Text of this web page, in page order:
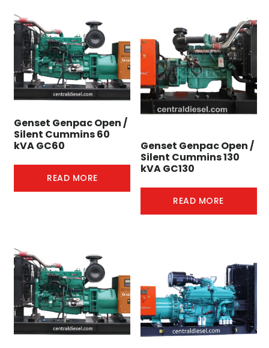
Genset Genpac Open /
Silent Cummins 60
kVA GC60
READ MORE
Genset Genpac Open /
Silent Cummins 130
kVA GC130
READ MORE